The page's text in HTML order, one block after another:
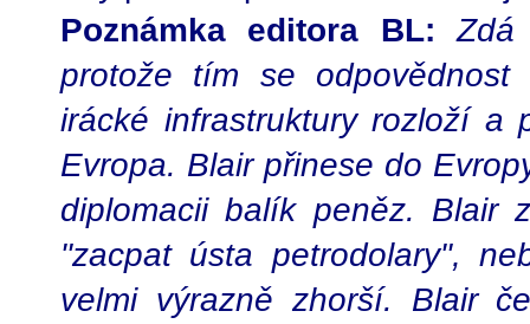
Poznámka editora BL:
protože tím se
irácké infrastruktury rozloží
Evropa. Blair přinese do
diplomacii balík peněz. Blair
"zacpat ústa petrodolary",
velmi výrazně zhorší. Blair